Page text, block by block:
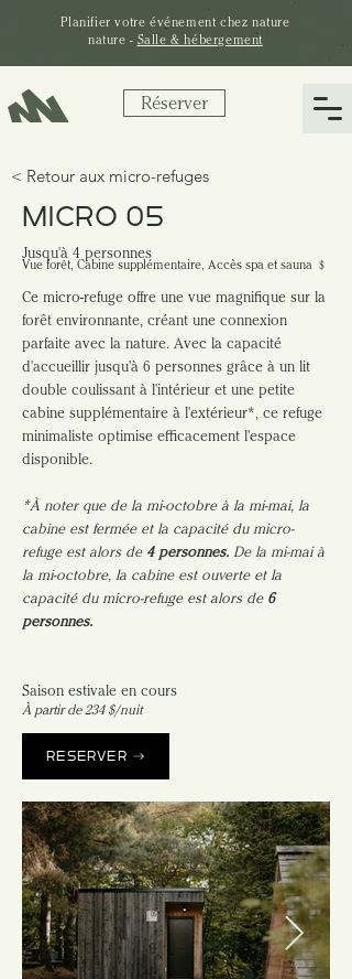
Réserver
Planifier votre événement chez nature
nature - Salle & hébergement
< Retour aux micro-refuges
MICRO 05
Jusqu'à 4 personnes
Vue forêt, Cabine supplémentaire, Accès spa et sauna ﹩
Ce micro-refuge offre une vue magnifique sur la
forêt environnante, créant une connexion
parfaite avec la nature. Avec la capacité
d'accueillir jusqu'à 6 personnes grâce à un lit
double coulissant à l'intérieur et une petite
cabine supplémentaire à l'extérieur*, ce refuge
minimaliste optimise efficacement l'espace
disponible.
*À noter que de la mi-octobre à la mi-mai, la
cabine est fermée et la capacité du micro-
refuge est alors de 4 personnes. De la mi-mai à
la mi-octobre, la cabine est ouverte et la
capacité du micro-refuge est alors de 6
personnes.
Saison estivale en cours
À partir de 234 $/nuit
RÉSERVER